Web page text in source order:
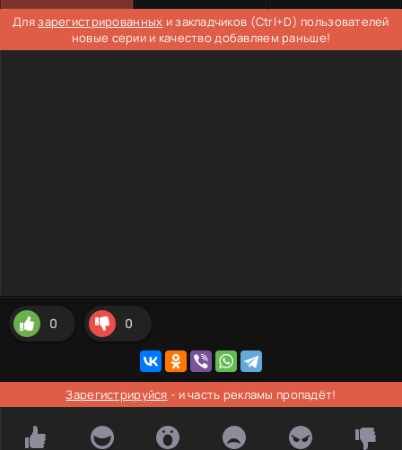
Длязарегистрированных и закладчиков (Ctrl+D) пользователей
новые серии и качество добавляем раньше!
0 0
Зарегистрируйся - и часть рекламы пропадёт!